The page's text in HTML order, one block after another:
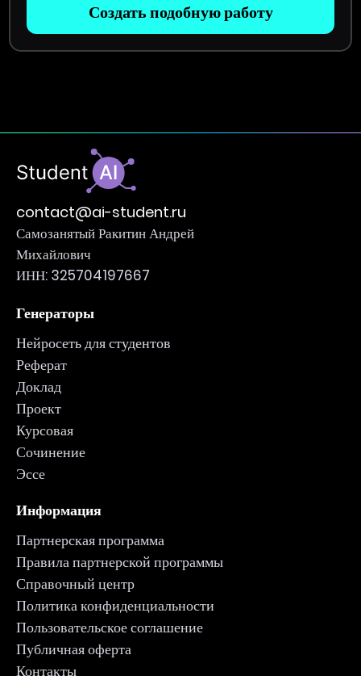
Создать подобную работу
contact@ai-student.ru
Самозанятый Ракитин Андрей
Михайлович
ИНН: 325704197667
Генераторы
Нейросеть для студентов
Реферат
Доклад
Проект
Курсовая
Сочинение
Эссе
Информация
Партнерская программа
Правила партнерской программы
Справочный центр
Политика конфиденциальности
Пользовательское соглашение
Публичная оферта
Контакты